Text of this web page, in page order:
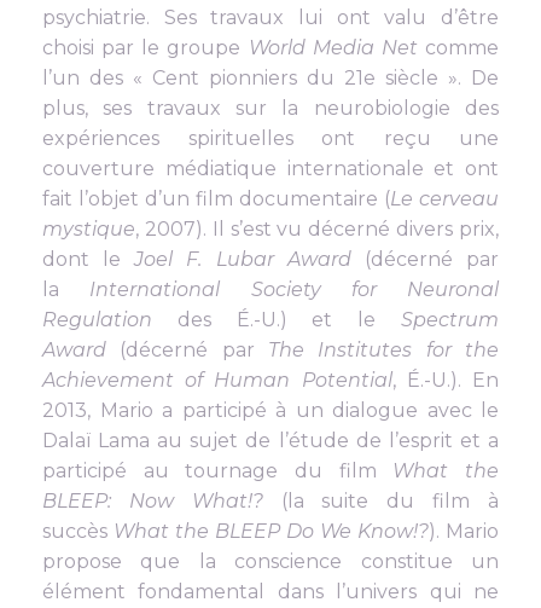
psychiatrie. Ses travaux lui ont valu d’être
choisi par le groupe World Media Net comme
l’un des « Cent pionniers du 21e siècle ». De
plus, ses travaux sur la neurobiologie des
expériences spirituelles ont reçu une
couverture médiatique internationale et ont
fait l’objet d’un film documentaire (Le cerveau
mystique, 2007). Il s’est vu décerné divers prix,
dont leJoel F. Lubar Award
(décerné par
la International Society for Neuronal
Regulation des É.-U.) et leSpectrum
Award (décerné par The Institutes for the
Achievement of Human Potential, É.-U.). En
2013, Mario a participé à un dialogue avec le
Dalaï Lama au sujet de l’étude de l’esprit et a
participé au tournage du film What the
BLEEP: Now What!?(la suite du film à
succès What the BLEEP Do We Know!?). Mario
propose que la conscience constitue un
élément fondamental dans l’univers qui ne